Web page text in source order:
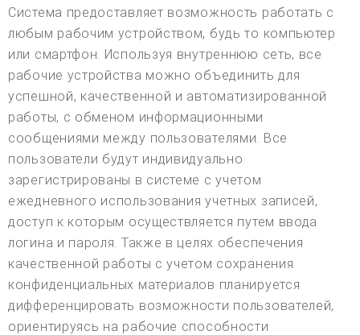
Система предоставляет возможность работать с
любым рабочим устройством, будь то компьютер
или смартфон. Используя внутреннюю сеть, все
рабочие устройства можно объединить для
успешной, качественной и автоматизированной
работы, с обменом информационными
сообщениями между пользователями. Все
пользователи будут индивидуально
зарегистрированы в системе с учетом
ежедневного использования учетных записей,
доступ к которым осуществляется путем ввода
логина и пароля. Также в целях обеспечения
качественной работы с учетом сохранения
конфиденциальных материалов планируется
дифференцировать возможности пользователей,
ориентируясь на рабочие способности